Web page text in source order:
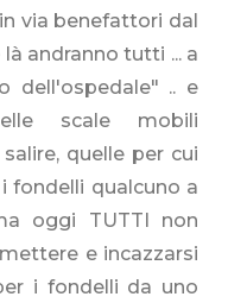
via benefattori dal
andranno tutti ... a
dell'ospedale" .. e
scale mobili
quelle per cui
fondelli qualcuno a
oggi TUTTI non
e incazzarsi
i fondelli da uno